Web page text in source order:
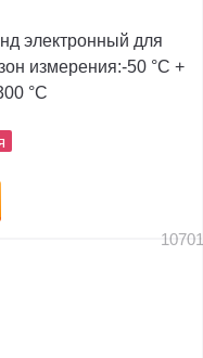
электронный для
измерения:-50 °C +
°C